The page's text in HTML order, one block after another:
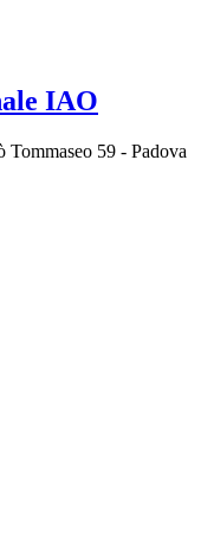
IAO
59 - Padova